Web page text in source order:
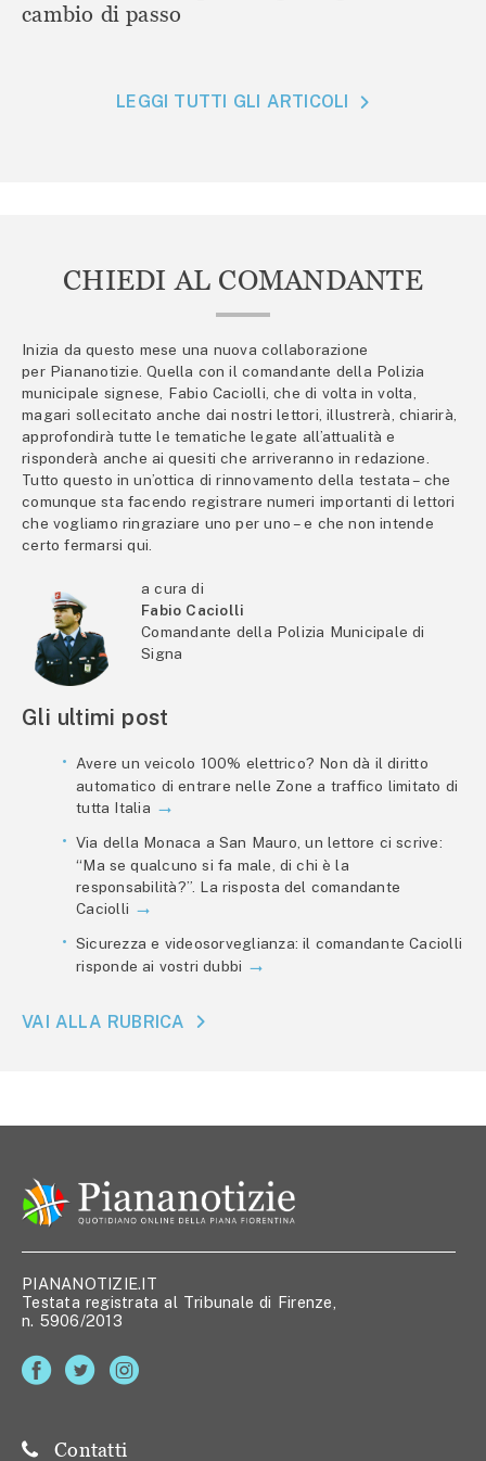
cambio di passo
LEGGI TUTTI GLI ARTICOLI
CHIEDI AL COMANDANTE
Inizia da questo mese una nuova collaborazione
per Piananotizie. Quella con il comandante della Polizia
municipale signese, Fabio Caciolli, che di volta in volta,
magari sollecitato anche dai nostri lettori, illustrerà, chiarirà,
approfondirà tutte le tematiche legate all’attualità e
risponderà anche ai quesiti che arriveranno in redazione.
Tutto questo in un’ottica di rinnovamento della testata – che
comunque sta facendo registrare numeri importanti di lettori
che vogliamo ringraziare uno per uno – e che non intende
certo fermarsi qui.
a cura di
Fabio Caciolli
Comandante della Polizia Municipale di
Signa
Gli ultimi post
Avere un veicolo 100% elettrico? Non dà il diritto
automatico di entrare nelle Zone a traffico limitato di
tutta Italia
Via della Monaca a San Mauro, un lettore ci scrive:
“Ma se qualcuno si fa male, di chi è la
responsabilità?”. La risposta del comandante
Caciolli
Sicurezza e videosorveglianza: il comandante Caciolli
risponde ai vostri dubbi
VAI ALLA RUBRICA
PIANANOTIZIE.IT
Testata registrata al Tribunale di Firenze,
n. 5906/2013
Contatti